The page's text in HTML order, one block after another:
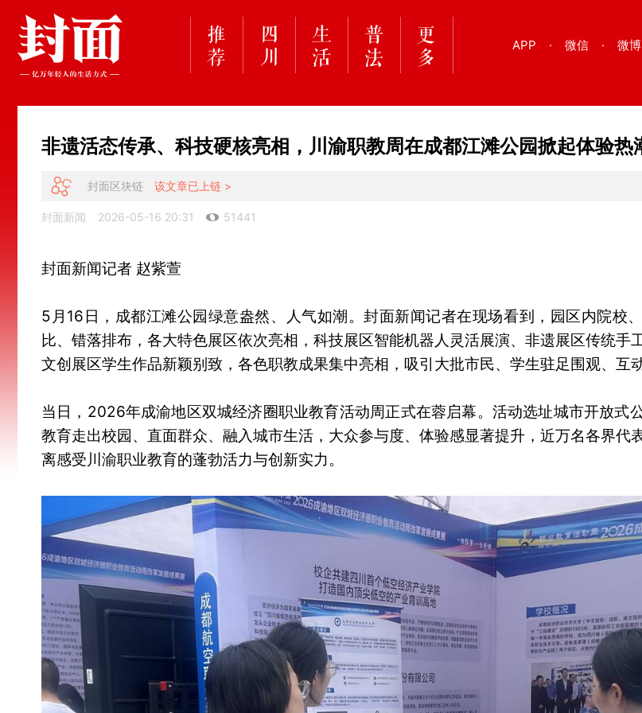
APP · 微信 · 微博
非遗活态传承、科技硬核亮相，川渝职教周在成都江滩公园掀起体验热
封面区块链 该文章已上链 >
封面新闻 2026-05-16 20:31 51441
封面新闻记者 赵紫萱
5月16日，成都江滩公园绿意盎然、人气如潮。封面新闻记者在现场看到，园区内院校
比、错落排布，各大特色展区依次亮相，科技展区智能机器人灵活展演、非遗展区传统手
文创展区学生作品新颖别致，各色职教成果集中亮相，吸引大批市民、学生驻足围观、互动
当日，2026年成渝地区双城经济圈职业教育活动周正式在蓉启幕。活动选址城市开放式
教育走出校园、直面群众、融入城市生活，大众参与度、体验感显著提升，近万名各界代
离感受川渝职业教育的蓬勃活力与创新实力。